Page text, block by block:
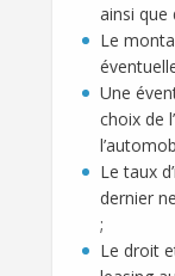
ainsi que
Le
Une
choix de
Le taux
dernier
;
Le droit